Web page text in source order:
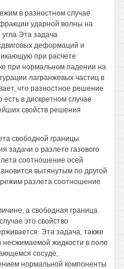
в разностном случае
ударной волны на
Эта задача
деформаций и
при расчете
при нормальном падении на
лагранжевых частиц в
что разностное решение
в дискретном случае
свойств решения
свободной границы
задачи о разлете газового
соотношение осей
вытянутым по другой
разлета соотношение
а свободная граница
это свойство
Эта задача, также
несжимаемой жидкости в поле
сосуде,
нормальной компоненты